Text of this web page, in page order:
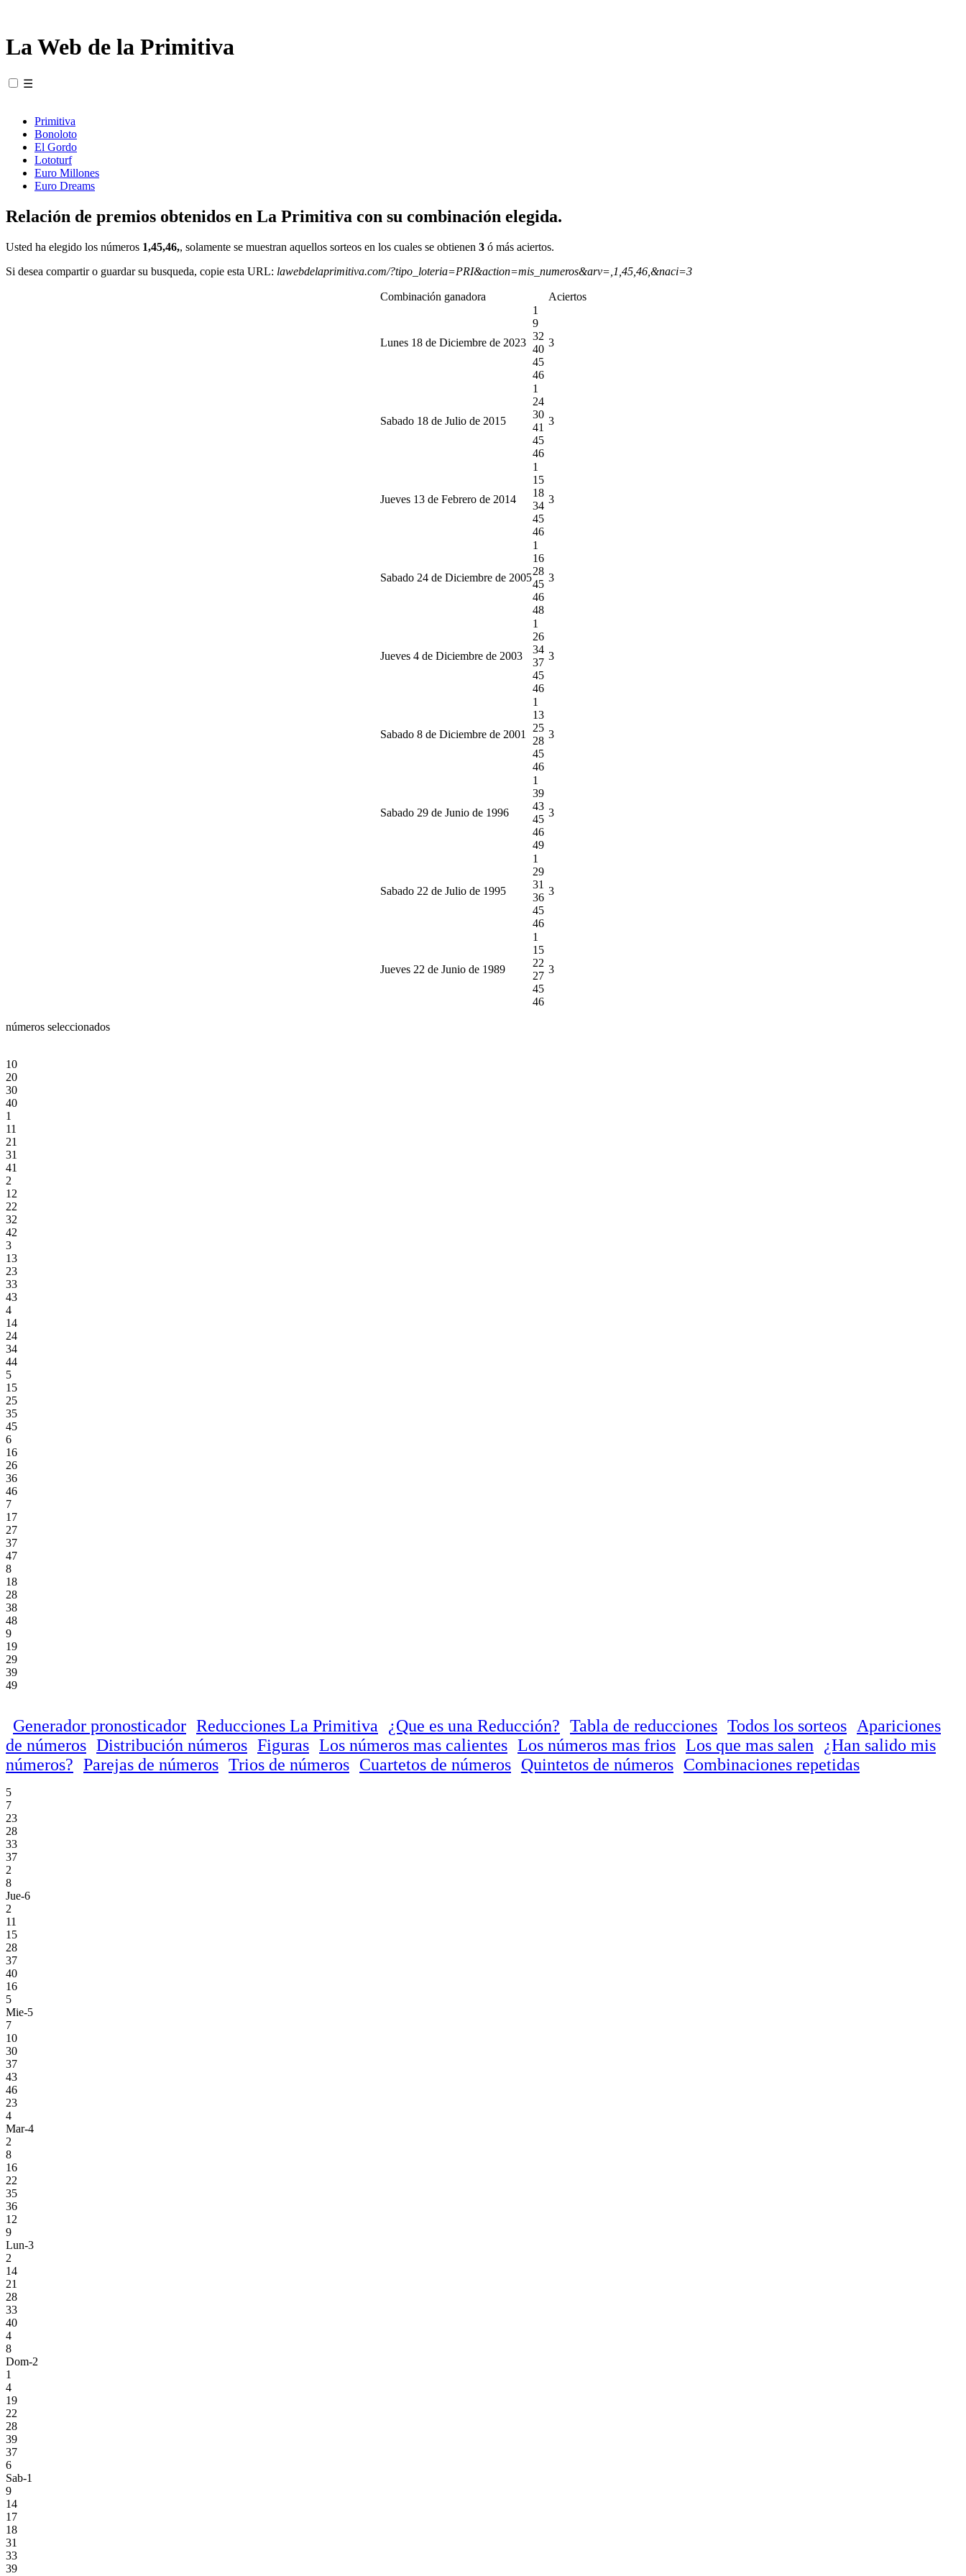
La Web de la Primitiva
☰
Primitiva
Bonoloto
El Gordo
Lototurf
Euro Millones
Euro Dreams
Relación de premios obtenidos en La Primitiva con su combinación elegida.
Usted ha elegido los números 1,45,46,, solamente se muestran aquellos sorteos en los cuales se obtienen 3 ó más aciertos.
Si desea compartir o guardar su busqueda, copie esta URL: lawebdelaprimitiva.com/?tipo_loteria=PRI&action=mis_numeros&arv=,1,45,46,&naci=3
Combinación ganadora Aciertos
Lunes 18 de Diciembre de 2023
1
9
32
40
45
46
3
Sabado 18 de Julio de 2015
1
24
30
41
45
46
3
Jueves 13 de Febrero de 2014
1
15
18
34
45
46
3
Sabado 24 de Diciembre de 2005
1
16
28
45
46
48
3
Jueves 4 de Diciembre de 2003
1
26
34
37
45
46
3
Sabado 8 de Diciembre de 2001
1
13
25
28
45
46
3
Sabado 29 de Junio de 1996
1
39
43
45
46
49
3
Sabado 22 de Julio de 1995
1
29
31
36
45
46
3
Jueves 22 de Junio de 1989
1
15
22
27
45
46
3
números seleccionados
10
20
30
40
1
11
21
31
41
2
12
22
32
42
3
13
23
33
43
4
14
24
34
44
5
15
25
35
45
6
16
26
36
46
7
17
27
37
47
8
18
28
38
48
9
19
29
39
49
Generador pronosticador Reducciones La Primitiva ¿Que es una Reducción? Tabla de reducciones Todos los sorteos
Apariciones
de números Distribución números Figuras Los números mas calientes Los números mas frios Los que mas salen
¿Han salido mis
números? Parejas de números Trios de números Cuartetos de números Quintetos de números Combinaciones repetidas
5
7
23
28
33
37
2
8
Jue-6
2
11
15
28
37
40
16
5
Mie-5
7
10
30
37
43
46
23
4
Mar-4
2
8
16
22
35
36
12
9
Lun-3
2
14
21
28
33
40
4
8
Dom-2
1
4
19
22
28
39
37
6
Sab-1
9
14
17
18
31
33
39